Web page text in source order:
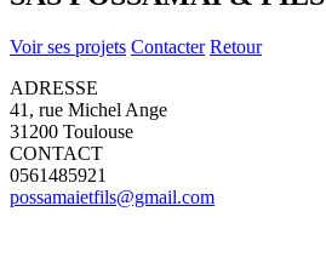
Voir ses projets Contacter Retour
ADRESSE
41, rue Michel Ange
31200 Toulouse
CONTACT
0561485921
possamaietfils@gmail.com